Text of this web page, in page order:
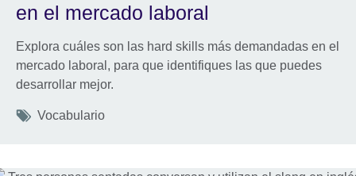
en el mercado laboral
Explora cuáles son las hard skills más demandadas en el
mercado laboral, para que identifiques las que puedes
desarrollar mejor.
Tags
Vocabulario